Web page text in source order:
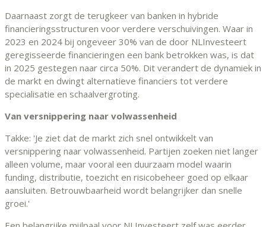
Daarnaast zorgt de terugkeer van banken in hybride
financieringsstructuren voor verdere verschuivingen. Waar in
2023 en 2024 bij ongeveer 30% van de door NLInvesteert
geregisseerde financieringen een bank betrokken was, is dat
in 2025 gestegen naar circa 50%. Dit verandert de dynamiek in
de markt en dwingt alternatieve financiers tot verdere
specialisatie en schaalvergroting.
Van versnippering naar volwassenheid
Takke: 'Je ziet dat de markt zich snel ontwikkelt van
versnippering naar volwassenheid. Partijen zoeken niet langer
alleen volume, maar vooral een duurzaam model waarin
funding, distributie, toezicht en risicobeheer goed op elkaar
aansluiten. Betrouwbaarheid wordt belangrijker dan snelle
groei.'